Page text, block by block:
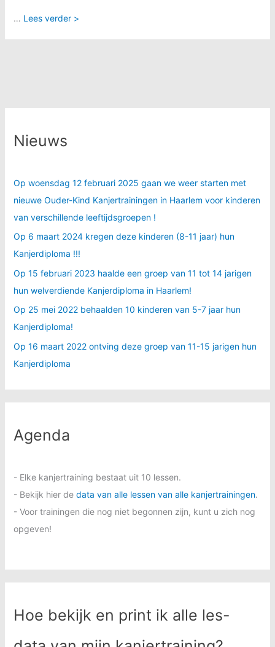
… Lees verder >
Nieuws
Op woensdag 12 februari 2025 gaan we weer starten met
nieuwe Ouder-Kind Kanjertrainingen in Haarlem voor kinderen
van verschillende leeftijdsgroepen !
Op 6 maart 2024 kregen deze kinderen (8-11 jaar) hun
Kanjerdiploma !!!
Op 15 februari 2023 haalde een groep van 11 tot 14 jarigen
hun welverdiende Kanjerdiploma in Haarlem!
Op 25 mei 2022 behaalden 10 kinderen van 5-7 jaar hun
Kanjerdiploma!
Op 16 maart 2022 ontving deze groep van 11-15 jarigen hun
Kanjerdiploma
Agenda
- Elke kanjertraining bestaat uit 10 lessen.
- Bekijk hier de data van alle lessen van alle kanjertrainingen.
- Voor trainingen die nog niet begonnen zijn, kunt u zich nog
opgeven!
Hoe bekijk en print ik alle les-